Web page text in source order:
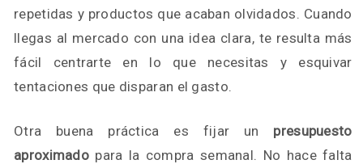
repetidas y productos que acaban olvidados. Cuando
llegas al mercado con una idea clara, te resulta más
fácil centrarte en lo que necesitas y esquivar
tentaciones que disparan el gasto.
Otra buena práctica es fijar un presupuesto
aproximado para la compra semanal. No hace falta